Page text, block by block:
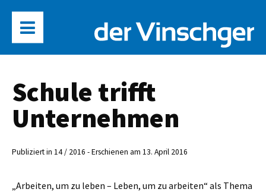
Schule trifft
Unternehmen
Publiziert in 14 / 2016 - Erschienen am 13. April 2016
„Arbeiten, um zu leben – Leben, um zu arbeiten“ als Thema